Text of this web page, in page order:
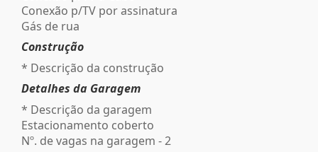
Conexão p/TV por assinatura
Gás de rua
Construção
* Descrição da construção
Detalhes da Garagem
* Descrição da garagem
Estacionamento coberto
Nº. de vagas na garagem - 2